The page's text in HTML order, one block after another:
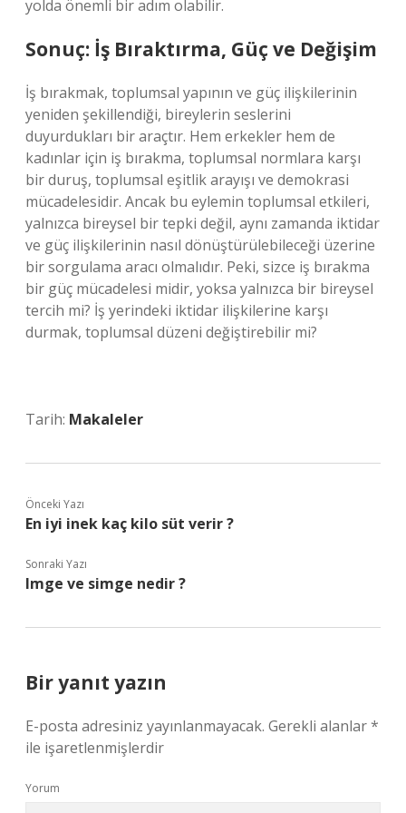
yolda önemli bir adım olabilir.
Sonuç: İş Bıraktırma, Güç ve Değişim
İş bırakmak, toplumsal yapının ve güç ilişkilerinin
yeniden şekillendiği, bireylerin seslerini
duyurdukları bir araçtır. Hem erkekler hem de
kadınlar için iş bırakma, toplumsal normlara karşı
bir duruş, toplumsal eşitlik arayışı ve demokrasi
mücadelesidir. Ancak bu eylemin toplumsal etkileri,
yalnızca bireysel bir tepki değil, aynı zamanda iktidar
ve güç ilişkilerinin nasıl dönüştürülebileceği üzerine
bir sorgulama aracı olmalıdır. Peki, sizce iş bırakma
bir güç mücadelesi midir, yoksa yalnızca bir bireysel
tercih mi? İş yerindeki iktidar ilişkilerine karşı
durmak, toplumsal düzeni değiştirebilir mi?
Tarih: Makaleler
Önceki Yazı
En iyi inek kaç kilo süt verir ?
Sonraki Yazı
Imge ve simge nedir ?
Bir yanıt yazın
E-posta adresiniz yayınlanmayacak. Gerekli alanlar*
ile işaretlenmişlerdir
Yorum